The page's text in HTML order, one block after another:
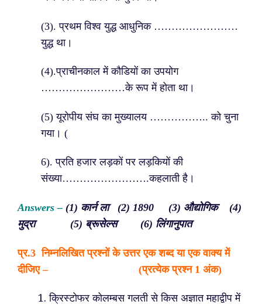
(3). प्रथम विश्व युद्ध आधुनिक ……………………
युद्ध था।
(4).प्राचीनकाल में कौडियों का उपयोग
……………………के रूप में होता था।
(5) यूरोपीय संघ का मुख्यालय …………….. को चुना
गया। (
6). प्रति हजार लड़कों पर लड़कियों की
संख्या…………………….कहलाती है।
Answers – (1) कार्न ला (2) 1890 (3) औद्योगिक (4)
मुद्रा (5) ब्रूसेल्स (6) लिंगानुपात
प्र.3 निम्नलिखित प्रश्नों के उत्तर एक शब्द या एक वाक्य में
दीजिए – (प्रत्येक प्रश्न 1 अंक)
क्रिस्टोफर कोलम्बस गलती से किस अज्ञात महाद्वीप में